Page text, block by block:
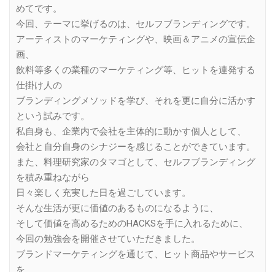
めてです。
今回、テーマに挙げるのは、セルフブランディングです。
アーティストのマーケティングや、映画＆アニメの宣伝企
画、
飲料等多くの業種のマーケティング等、ヒットを連発する
仕掛け人の
ブランディングメソッドを学び、それを更に自分に活かす
という試みです。
私自身も、企業内で会社を主体的に動かす個人として、
会社と自分自身のシナジーを感じることができています。
また、料理研究家のタマゴとして、セルフブランディング
を積み重ねながら
日々楽しく充実した日を過ごしています。
そんな生活が更に価値のあるものになるように、
そして価値を高めるためのHACKSを手に入れるために、
今回の勉強会を開催させていただきました。
ブランドマーケティングを通じて、ヒット商品やサービス
を